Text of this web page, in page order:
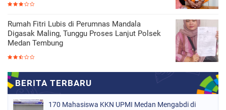
Rumah Fitri Lubis di Perumnas Mandala
Digasak Maling, Tunggu Proses Lanjut Polsek
Medan Tembung
170 Mahasiswa KKN UPMI Medan Mengabdi di